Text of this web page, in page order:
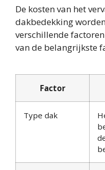
De kosten van het
dakbedekking
verschillende
van de belangrijkste
Factor
Type dak